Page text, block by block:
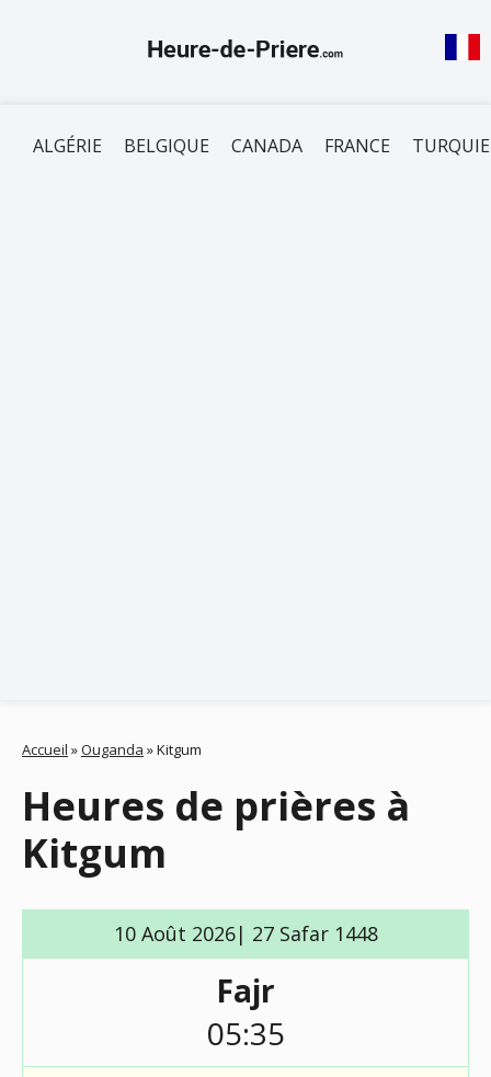
ALGÉRIE BELGIQUE CANADA FRANCE TURQUIE
Accueil »Ouganda »Kitgum
Heures de prières à
Kitgum
10 Août 2026| 27 Safar 1448
Fajr
05:35